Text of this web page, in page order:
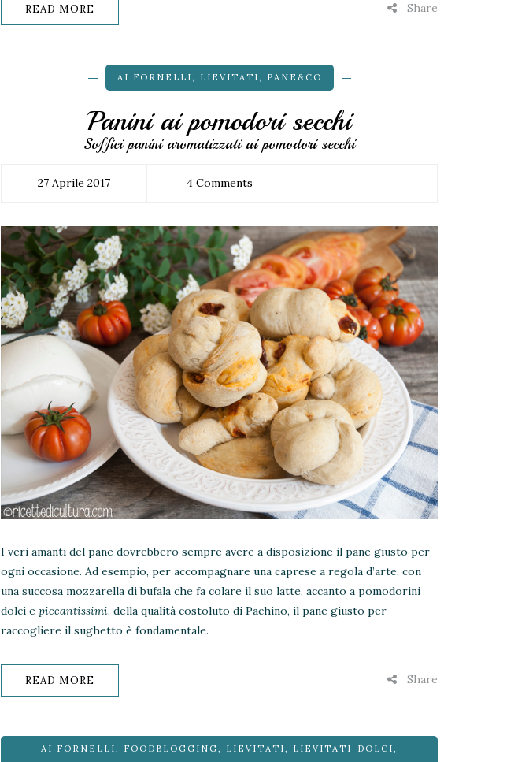
READ MORE Share
AI FORNELLI, LIEVITATI, PANE&CO
Panini ai pomodori secchi
Soffici panini aromatizzati ai pomodori secchi
27 Aprile 2017 4 Comments
I veri amanti del pane dovrebbero sempre avere a disposizione il pane giusto per
ogni occasione. Ad esempio, per accompagnare una caprese a regola d’arte, con
una succosa mozzarella di bufala che fa colare il suo latte, accanto a pomodorini
dolci e piccantissimi, della qualità costoluto di Pachino, il pane giusto per
raccogliere il sughetto è fondamentale.
READ MORE Share
AI FORNELLI, FOODBLOGGING, LIEVITATI, LIEVITATI-DOLCI,